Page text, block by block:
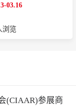
03.16
浏览
(CIAAR)参展商